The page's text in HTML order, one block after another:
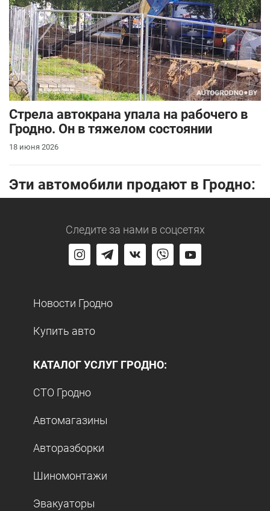
Стрела автокрана упала на рабочего в
Гродно. Он в тяжелом состоянии
18 июня 2026
Эти автомобили продают в Гродно:
Следите за нами в соцсетях
Новости Гродно
Купить авто
КАТАЛОГ УСЛУГ ГРОДНО:
СТО Гродно
Автомагазины
Авторазборки
Шиномонтажи
Эвакуаторы